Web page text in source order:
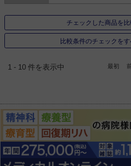
チェックした商品を比
比較条件のチェックを
1 - 10 件を表示中 最初